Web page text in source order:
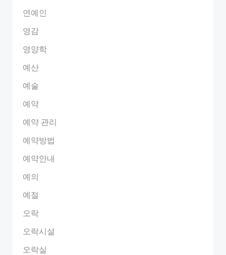
연예인
영감
영양학
예산
예술
예약
예약 관리
예약방법
예약안내
예의
예절
오락
오락시설
오락실